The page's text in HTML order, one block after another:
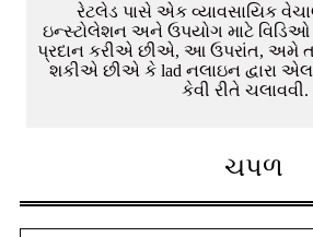
રેટલેડ પાસે એક વ્યાવસાયિક
ઇન્સ્ટોલેશન અને ઉપયોગ માટે
પ્રદાન કરીએ છીએ, આ ઉપરાંત, અમે
શકીએ છીએ કે lad નલાઇન દ્વારા
કેવી રીતે ચલાવવી.
ચપળ